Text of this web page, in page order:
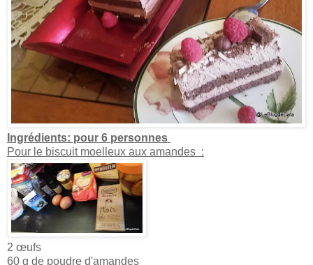
Ingrédients: pour 6 personnes
Pour le biscuit moelleux aux amandes :
2 œufs
60 g de poudre d'amandes